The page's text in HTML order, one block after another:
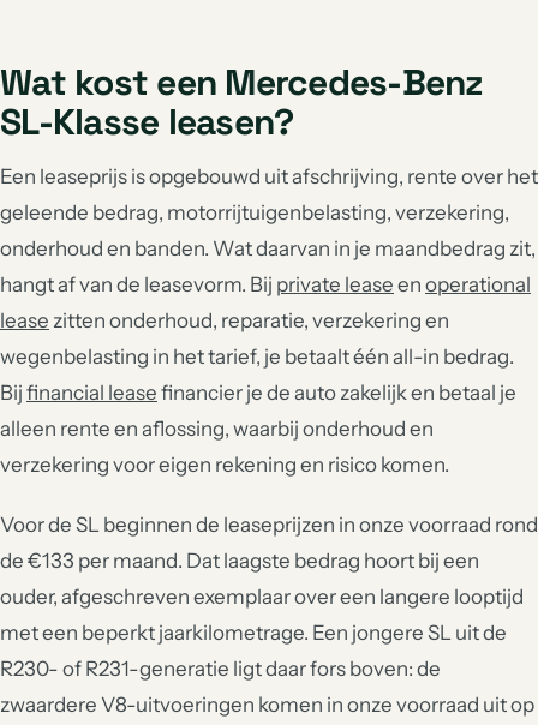
Wat kost een Mercedes-Benz
SL-Klasse leasen?
Een leaseprijs is opgebouwd uit afschrijving, rente over het
geleende bedrag, motorrijtuigenbelasting, verzekering,
onderhoud en banden. Wat daarvan in je maandbedrag zit,
hangt af van de leasevorm. Bij private lease en operational
lease zitten onderhoud, reparatie, verzekering en
wegenbelasting in het tarief, je betaalt één all-in bedrag.
Bij financial lease financier je de auto zakelijk en betaal je
alleen rente en aflossing, waarbij onderhoud en
verzekering voor eigen rekening en risico komen.
Voor de SL beginnen de leaseprijzen in onze voorraad rond
de €133 per maand. Dat laagste bedrag hoort bij een
ouder, afgeschreven exemplaar over een langere looptijd
met een beperkt jaarkilometrage. Een jongere SL uit de
R230- of R231-generatie ligt daar fors boven: de
zwaardere V8-uitvoeringen komen in onze voorraad uit op